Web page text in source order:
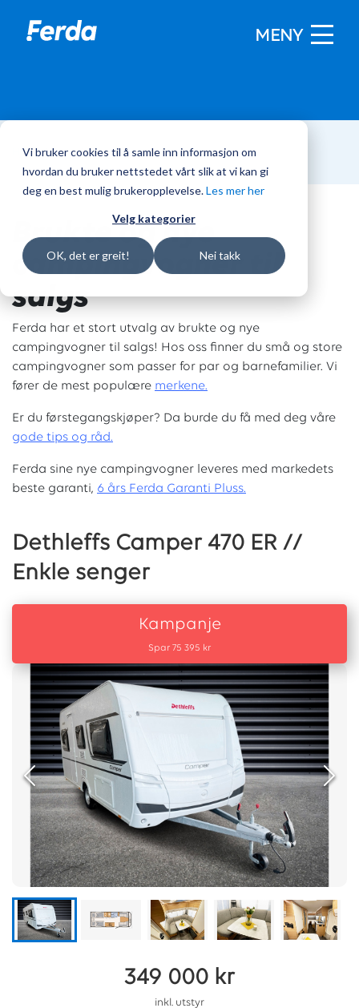
Vi bruker cookies til å samle inn informasjon om
hvordan du bruker nettstedet vårt slik at vi kan gi
deg en best mulig brukeropplevelse.Les mer her
Velg kategorier
OK, det er greit! Nei takk
MENY
Hjem/Campingvogner
Brukte og nye
campingvogner til
salgs
Ferda har et stort utvalg av brukte og nye
campingvogner til salgs! Hos oss finner du små og store
campingvogner som passer for par og barnefamilier. Vi
fører de mest populære merkene.
Er du førstegangskjøper? Da burde du få med deg våre
gode tips og råd.
Ferda sine nye campingvogner leveres med markedets
beste garanti, 6 års Ferda Garanti Pluss.
Dethleffs Camper 470 ER //
Enkle senger
Kampanje
Spar 75 395 kr
349 000 kr
inkl. utstyr